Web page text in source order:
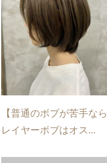
【普通のボブが苦手なら
レイヤーボブはオス...